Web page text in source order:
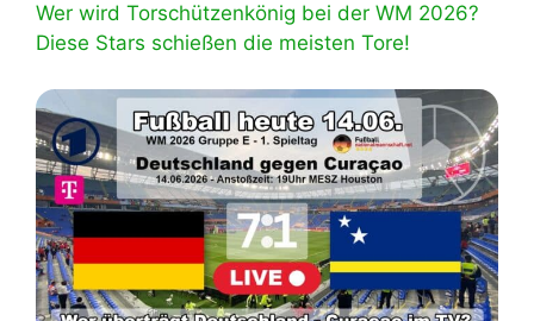
Wer wird Torschützenkönig bei der WM 2026?
Diese Stars schießen die meisten Tore!